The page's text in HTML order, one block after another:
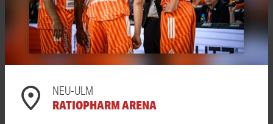
NEU-ULM
RATIOPHARM ARENA